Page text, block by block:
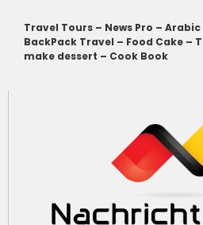
Travel Tours – News Pro – Arabic
BackPack Travel – Food Cake –
make dessert – Cook Book